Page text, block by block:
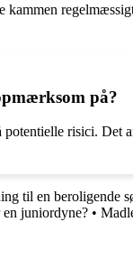
på?
risici. Det
til en beroligende
juniordyne? •